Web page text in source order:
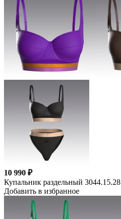
10 990 ₽
Купальник раздельный 3044.15.28
Добавить в избранное